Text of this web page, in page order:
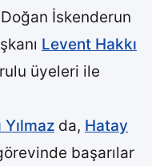
İskenderun
Levent Hakkı
üyeleri ile
Yılmaz da, Hatay
başarılar